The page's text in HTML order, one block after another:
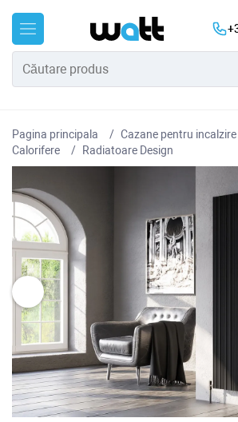
Pagina principala
Cazane pentru
Сalorifere
Radiatoare Design